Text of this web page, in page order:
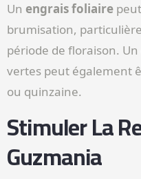
Un engrais foliaire
brumisation,
période de floraison.
vertes peut également
ou quinzaine.
Stimuler La
Guzmania